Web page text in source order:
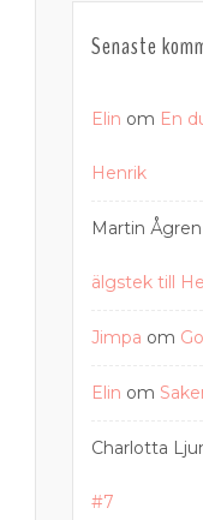
Senaste
Elin om En
Henrik
Martin Ågren
älgstek till
Jimpa om
Elin om
Charlotta
#7